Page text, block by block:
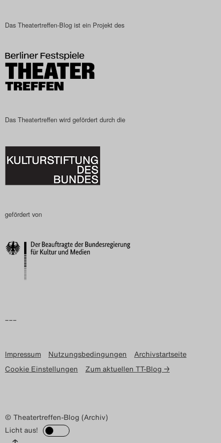
Das Theatertreffen-Blog
2023
Das Theatertreffen-Blog
2024
2025
Das Theatertreffen-Blog
Archiv
Impressum
Nutzungsbedingungen
Search
Das Theatertreffen-Blog ist ein Projekt des
Das Theatertreffen wird gefördert durch die
gefördert von
–––
Impressum Nutzungsbedingungen
Archivstartseite
Cookie Einstellungen
Zum aktuellen TT-Blog →
© Theatertreffen-Blog (Archiv)
Licht aus!